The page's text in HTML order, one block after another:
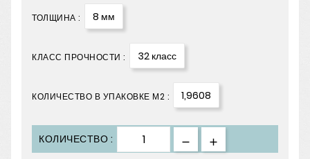
ТОЛЩИНА : 8 мм
КЛАСС ПРОЧНОСТИ : 32 класс
КОЛИЧЕСТВО В УПАКОВКЕ М2 : 1,9608
КОЛИЧЕСТВО :